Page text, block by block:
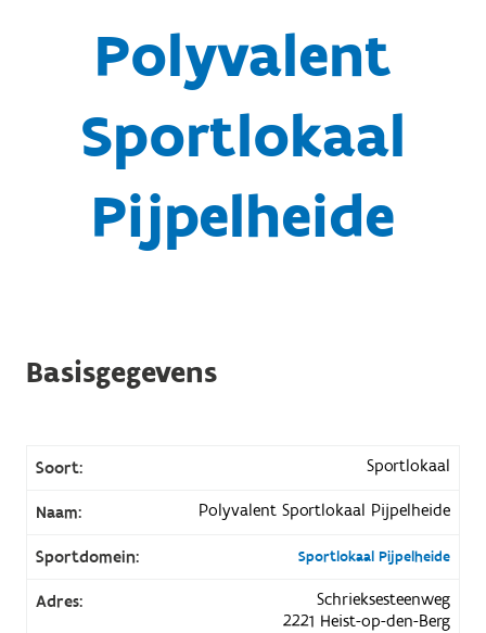
Polyvalent
Sportlokaal
Pijpelheide
Basisgegevens
Soort: Sportlokaal
Naam: Polyvalent Sportlokaal Pijpelheide
Sportdomein: Sportlokaal Pijpelheide
Adres:
Schrieksesteenweg
2221 Heist-op-den-Berg